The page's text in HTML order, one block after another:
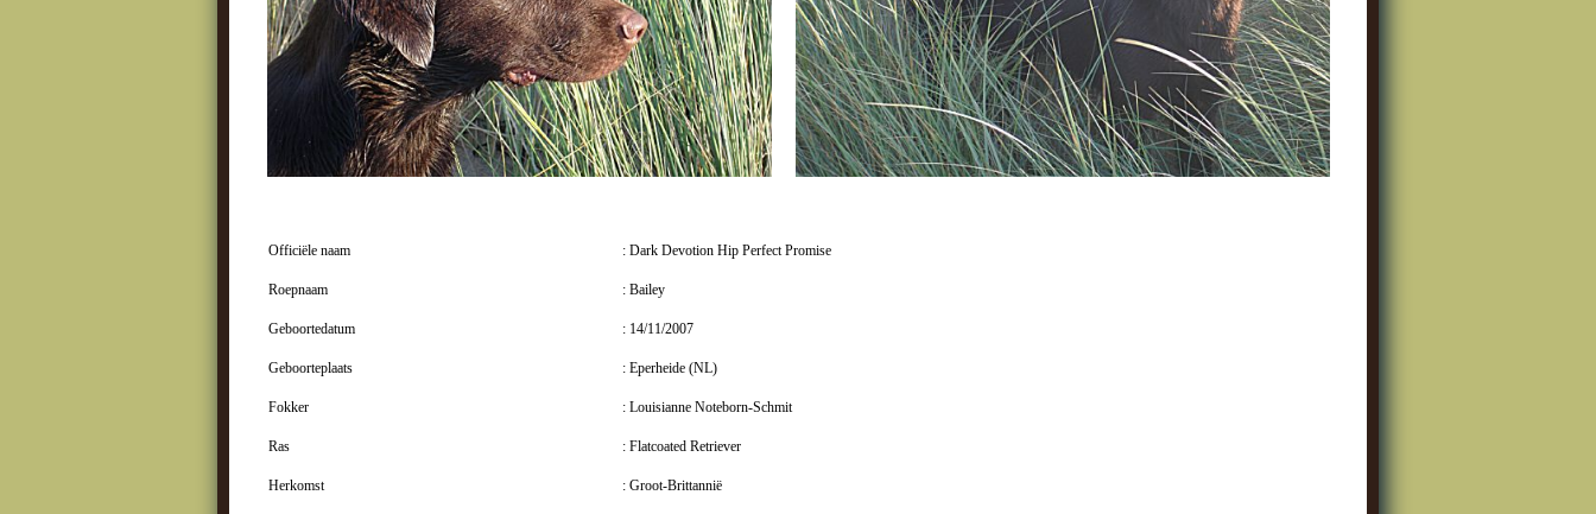
Officiële naam
Roepnaam
Geboortedatum
Geboorteplaats
Fokker
Ras
Herkomst
: Dark Devotion Hip Perfect Promise
: Bailey
: 14/11/2007
: Eperheide (NL)
: Louisianne Noteborn-Schmit
: Flatcoated Retriever
: Groot-Brittannië